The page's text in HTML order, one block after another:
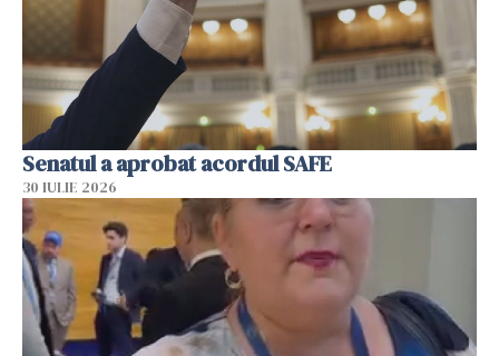
Senatul a aprobat acordul SAFE
30 IULIE 2026